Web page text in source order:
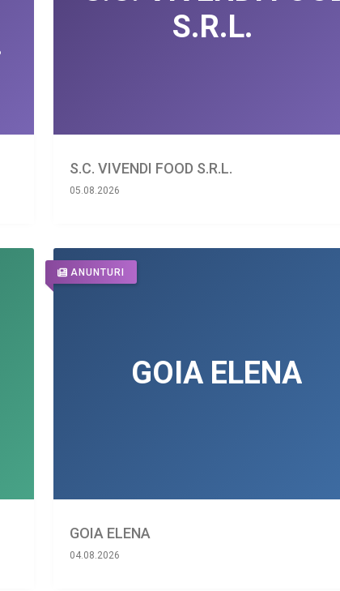
S.C. VIVENDI FOOD S.R.L.
05.08.2026
ANUNTURI
GOIA ELENA
04.08.2026